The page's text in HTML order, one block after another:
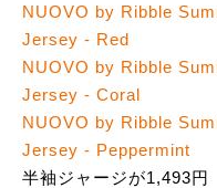
NUOVO by Ribble
Jersey - Red
NUOVO by Ribble
Jersey - Coral
NUOVO by Ribble
Jersey - Peppermint
半袖ジャージが1,493円